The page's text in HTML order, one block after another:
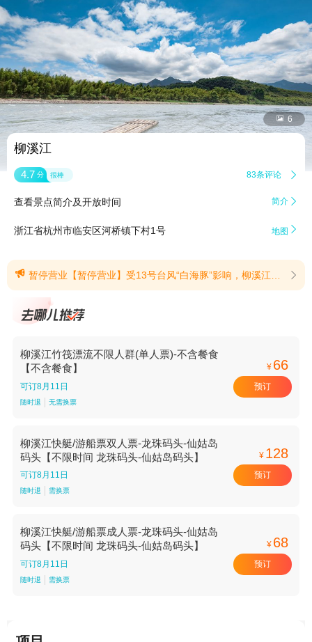
 6
柳溪江
4.7 分 很棒 83条评论 
查看景点简介及开放时间 简介 
浙江省杭州市临安区河桥镇下村1号 地图 
 暂停营业【暂停营业】受13号台风“白海豚”影响，柳溪江景区自8月8日起暂停营业，恢复营业时间另行通知。(提示有效期2026/8/7至2026/8/10) 
柳溪江竹筏漂流不限人群(单人票)-不含餐食
【不含餐食】
可订8月11日
随时退 无需换票
¥ 66
预订
柳溪江快艇/游船票双人票-龙珠码头-仙姑岛
码头【不限时间 龙珠码头-仙姑岛码头】
可订8月11日
随时退 需换票
¥ 128
预订
柳溪江快艇/游船票成人票-龙珠码头-仙姑岛
码头【不限时间 龙珠码头-仙姑岛码头】
可订8月11日
随时退 需换票
¥ 68
预订
